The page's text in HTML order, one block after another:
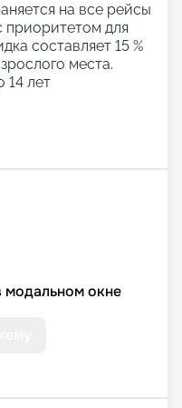
на все рейсы
приоритетом для
составляет 15 %
места.
14 лет
модальном окне